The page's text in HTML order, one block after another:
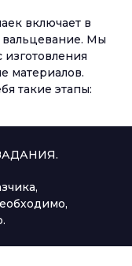
включает в
вальцевание. Мы
материалов.
такие этапы: